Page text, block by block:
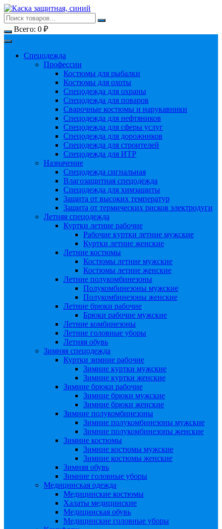
Перейти
к
содержимому
Всего: 0 ₽
Спецодежда
Профессии
Костюмы для рыбалки
Костюмы для охоты
Спецодежда для охраны
Спецодежда для поваров
Сварочные костюмы и нарукавники
Спецодежда для нефтяников
Спецодежда для сферы услуг
Спецодежда для дорожников
Спецодежда для строителей
Спецодежда для ИТР
Назначение
Спецодежда сигнальная
Влагозащитная спецодежда
Спецодежда для химзащиты
Защита от высоких температур
Защита от термических рисков электродуги
Летняя спецодежда
Куртки летние рабочие
Рабочие куртки летние мужские
Куртки летние женские
Летние костюмы
Костюмы летние мужские
Костюмы летние женские
Летние полукомбинезоны
Полукомбинезоны мужские
Полукомбинезоны женские
Летние брюки рабочие
Брюки рабочие мужские
Летние комбинезоны
Летние головные уборы
Летняя обувь
Зимняя спецодежда
Куртки зимние рабочие
Зимние куртки мужские
Зимние куртки женские
Зимние брюки рабочие
Зимние брюки мужские
Зимние брюки женские
Зимние полукомбинезоны
Зимние полукомбинезоны мужские
Зимние полукомбинезоны женские
Зимние костюмы
Зимние костюмы мужские
Зимние костюмы женские
Зимняя обувь
Зимние головные уборы
Медицинская одежда
Медицинские костюмы
Халаты медицинские
Медицинская обувь
Медицинские головные уборы